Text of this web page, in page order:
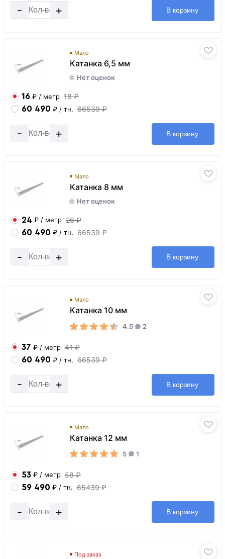
- + В корзину
Мало
Катанка 6,5 мм
Нет оценок
16 ₽ / метр 18 ₽
60 490 ₽ / тн. 66539 ₽
- + В корзину
Мало
Катанка 8 мм
Нет оценок
24 ₽ / метр 26 ₽
60 490 ₽ / тн. 66539 ₽
- + В корзину
Мало
Катанка 10 мм
4.5 2
37 ₽ / метр 41 ₽
60 490 ₽ / тн. 66539 ₽
- + В корзину
Мало
Катанка 12 мм
5 1
53 ₽ / метр 58 ₽
59 490 ₽ / тн. 65439 ₽
- + В корзину
Под заказ